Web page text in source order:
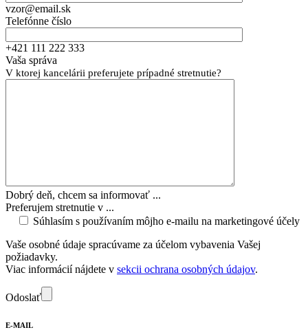
vzor@email.sk
Telefónne číslo
+421 111 222 333
Vaša správa
V ktorej kancelárii preferujete prípadné stretnutie?
Dobrý deň, chcem sa informovať ...
Preferujem stretnutie v ...
Súhlasím s používaním môjho e-mailu na marketingové účely
Vaše osobné údaje spracúvame za účelom vybavenia Vašej
požiadavky.
Viac informácií nájdete v sekcii ochrana osobných údajov.
Odoslať
E-MAIL